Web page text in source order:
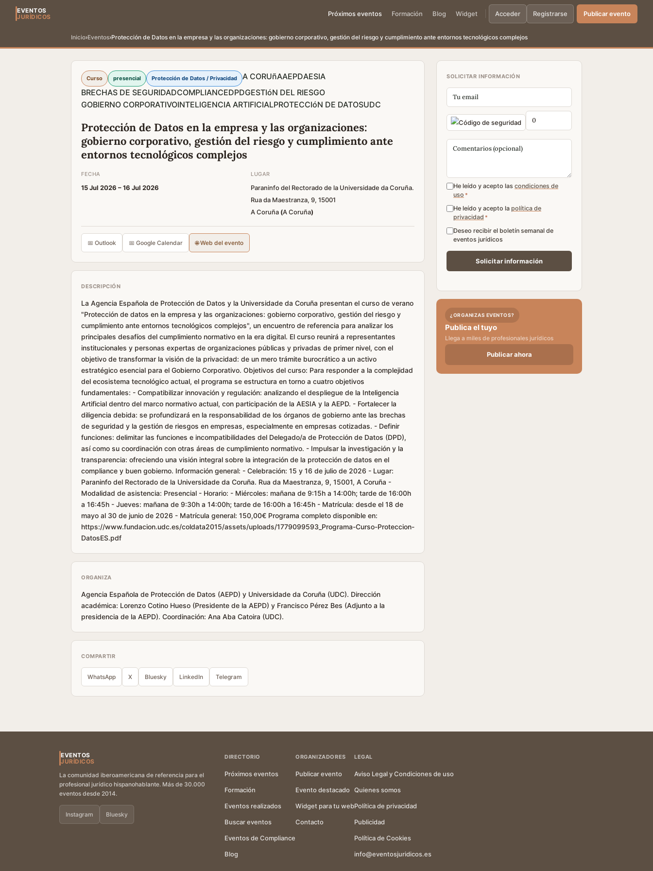
EVENTOS
JURÍDICOS
Próximos eventos Formación Blog Widget Acceder Registrarse Publicar evento
Inicio›Eventos›Protección de Datos en la empresa y las organizaciones: gobierno corporativo, gestión del riesgo y cumplimiento ante entornos tecnológicos complejos
Curso presencial Protección de Datos / Privacidad A CORUñAAEPDAESIA
BRECHAS DE SEGURIDADCOMPLIANCEDPDGESTIóN DEL RIESGO
GOBIERNO CORPORATIVOINTELIGENCIA ARTIFICIALPROTECCIóN DE DATOSUDC
Protección de Datos en la empresa y las organizaciones:
gobierno corporativo, gestión del riesgo y cumplimiento ante
entornos tecnológicos complejos
FECHA
15 Jul 2026 –16 Jul 2026
LUGAR
Paraninfo del Rectorado de la Universidade da Coruña.
Rua da Maestranza, 9, 15001
A Coruña (A Coruña)
📅 Outlook 📅 Google Calendar 🌐 Web del evento
DESCRIPCIÓN
La Agencia Española de Protección de Datos y la Universidade da Coruña presentan el curso de verano
"Protección de datos en la empresa y las organizaciones: gobierno corporativo, gestión del riesgo y
cumplimiento ante entornos tecnológicos complejos", un encuentro de referencia para analizar los
principales desafíos del cumplimiento normativo en la era digital. El curso reunirá a representantes
institucionales y personas expertas de organizaciones públicas y privadas de primer nivel, con el
objetivo de transformar la visión de la privacidad: de un mero trámite burocrático a un activo
estratégico esencial para el Gobierno Corporativo. Objetivos del curso: Para responder a la complejidad
del ecosistema tecnológico actual, el programa se estructura en torno a cuatro objetivos
fundamentales: - Compatibilizar innovación y regulación: analizando el despliegue de la Inteligencia
Artificial dentro del marco normativo actual, con participación de la AESIA y la AEPD. - Fortalecer la
diligencia debida: se profundizará en la responsabilidad de los órganos de gobierno ante las brechas
de seguridad y la gestión de riesgos en empresas, especialmente en empresas cotizadas. - Definir
funciones: delimitar las funciones e incompatibilidades del Delegado/a de Protección de Datos (DPD),
así como su coordinación con otras áreas de cumplimiento normativo. - Impulsar la investigación y la
transparencia: ofreciendo una visión integral sobre la integración de la protección de datos en el
compliance y buen gobierno. Información general: - Celebración: 15 y 16 de julio de 2026 - Lugar:
Paraninfo del Rectorado de la Universidade da Coruña. Rua da Maestranza, 9, 15001, A Coruña -
Modalidad de asistencia: Presencial - Horario: - Miércoles: mañana de 9:15h a 14:00h; tarde de 16:00h
a 16:45h - Jueves: mañana de 9:30h a 14:00h; tarde de 16:00h a 16:45h - Matrícula: desde el 18 de
mayo al 30 de junio de 2026 - Matrícula general: 150,00€ Programa completo disponible en:
https://www.fundacion.udc.es/coldata2015/assets/uploads/1779099593_Programa-Curso-Proteccion-
DatosES.pdf
ORGANIZA
Agencia Española de Protección de Datos (AEPD) y Universidade da Coruña (UDC). Dirección
académica: Lorenzo Cotino Hueso (Presidente de la AEPD) y Francisco Pérez Bes (Adjunto a la
presidencia de la AEPD). Coordinación: Ana Aba Catoira (UDC).
COMPARTIR
WhatsApp X Bluesky LinkedIn Telegram
SOLICITAR INFORMACIÓN
He leído y acepto las condiciones de
uso *
He leído y acepto la política de
privacidad *
Deseo recibir el boletín semanal de
eventos jurídicos
¿ORGANIZAS EVENTOS?
Publica el tuyo
Llega a miles de profesionales jurídicos
Publicar ahora
EVENTOS
JURÍDICOS
La comunidad iberoamericana de referencia para el
profesional jurídico hispanohablante. Más de 30.000
eventos desde 2014.
Instagram Bluesky
DIRECTORIO
Próximos eventos
Formación
Eventos realizados
Buscar eventos
Eventos de Compliance
Blog
ORGANIZADORES
Publicar evento
Evento destacado
Widget para tu web
Contacto
LEGAL
Aviso Legal y Condiciones de uso
Quienes somos
Política de privacidad
Publicidad
Política de Cookies
info@eventosjuridicos.es